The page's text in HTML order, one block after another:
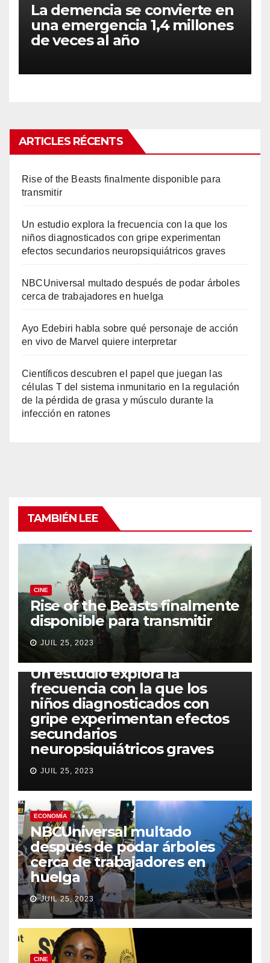
La demencia se convierte en
una emergencia 1,4 millones
de veces al año
ARTICLES RÉCENTS
Rise of the Beasts finalmente disponible para
transmitir
Un estudio explora la frecuencia con la que los
niños diagnosticados con gripe experimentan
efectos secundarios neuropsiquiátricos graves
NBCUniversal multado después de podar árboles
cerca de trabajadores en huelga
Ayo Edebiri habla sobre qué personaje de acción
en vivo de Marvel quiere interpretar
Científicos descubren el papel que juegan las
células T del sistema inmunitario en la regulación
de la pérdida de grasa y músculo durante la
infección en ratones
TAMBIÉN LEE
CINE
Rise of the Beasts finalmente
disponible para transmitir
JUIL 25, 2023
Un estudio explora la
frecuencia con la que los
niños diagnosticados con
gripe experimentan efectos
secundarios
neuropsiquiátricos graves
JUIL 25, 2023
ECONOMÍA
NBCUniversal multado
después de podar árboles
cerca de trabajadores en
huelga
JUIL 25, 2023
CINE